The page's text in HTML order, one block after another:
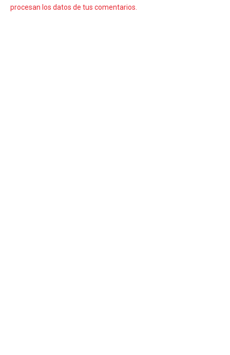
procesan los datos de tus comentarios.